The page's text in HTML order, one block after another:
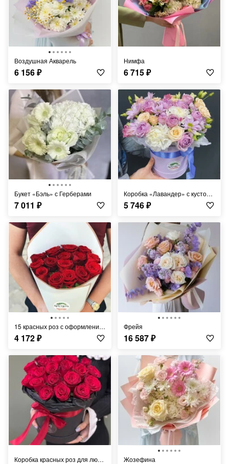
Воздушная Акварель
6 156₽
Нимфа
6 715₽
Букет «Бэль» с Герберами
7 011 ₽
Коробка «Лавандер» с кустовой розой
5 746₽
15 красных роз с оформлением
4 172₽
фрейя
16 587₽
Коробка красных роз для любимой Жозефина